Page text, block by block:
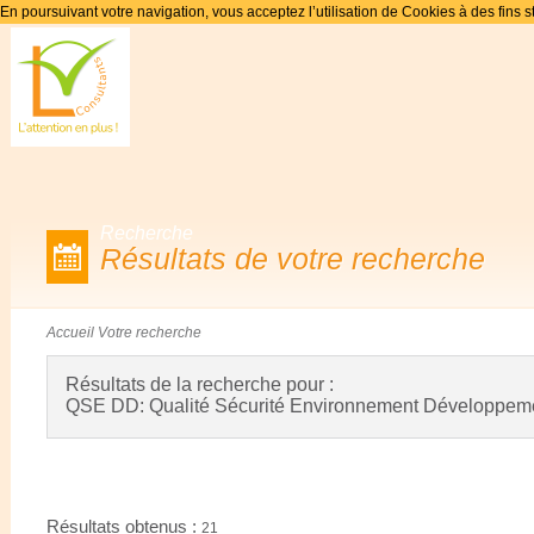
En poursuivant votre navigation, vous acceptez l’utilisation de Cookies à des fins
Recherche
Résultats de votre recherche
Accueil Votre recherche
Résultats de la recherche pour :
QSE DD: Qualité Sécurité Environnement
Résultats obtenus : 21